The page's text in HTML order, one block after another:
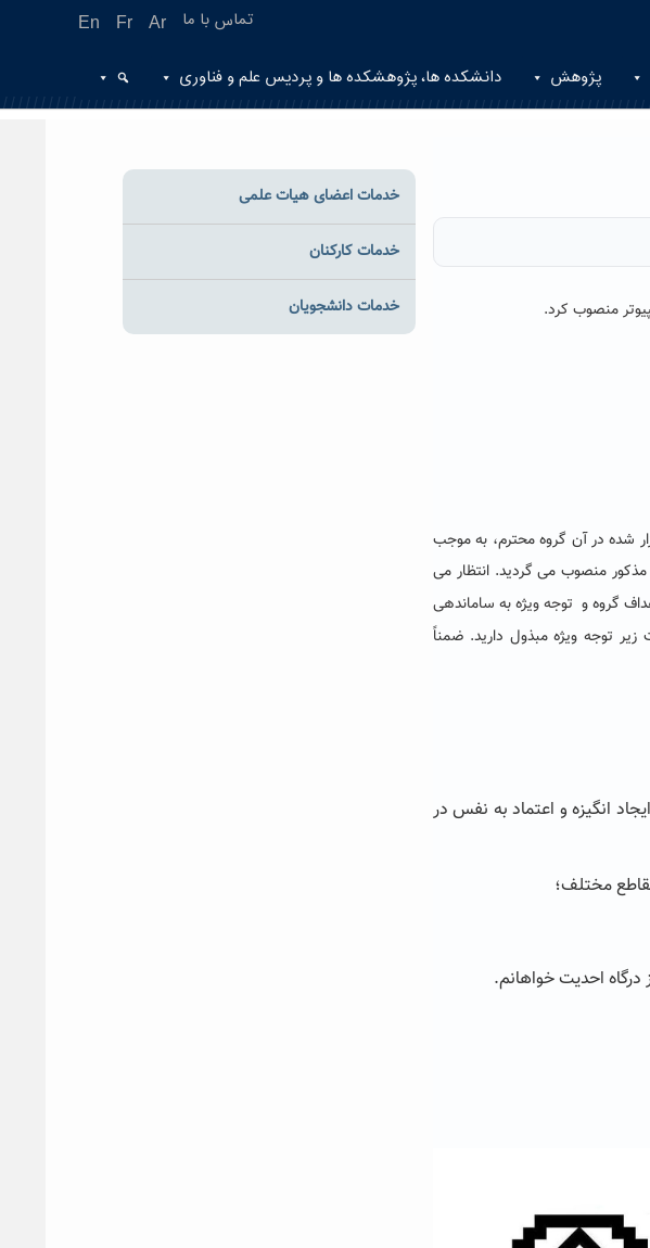
En Fr Ar تماس با ما
پژوهش دانشکده ها، پژوهشکده ها و پردیس علم و فناوری
منصوب کرد.
برگزار شده در آن گروه محترم، به موجب
مذکور منصوب می گردید. انتظار می
توجه ویژه به ساماندهی
توجه ویژه مبذول دارید. ضمناً
انگیزه و اعتماد به نفس در
احدیت خواهانم.
خدمات اعضای هیات علمی
خدمات کارکنان
خدمات دانشجویان